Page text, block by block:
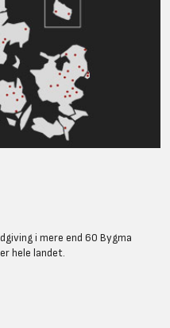
i mere end 60 Bygma
hele landet.